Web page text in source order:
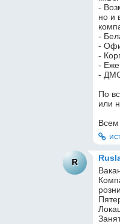
-
но и
-
-
-
-
-
По
или
Всем
R